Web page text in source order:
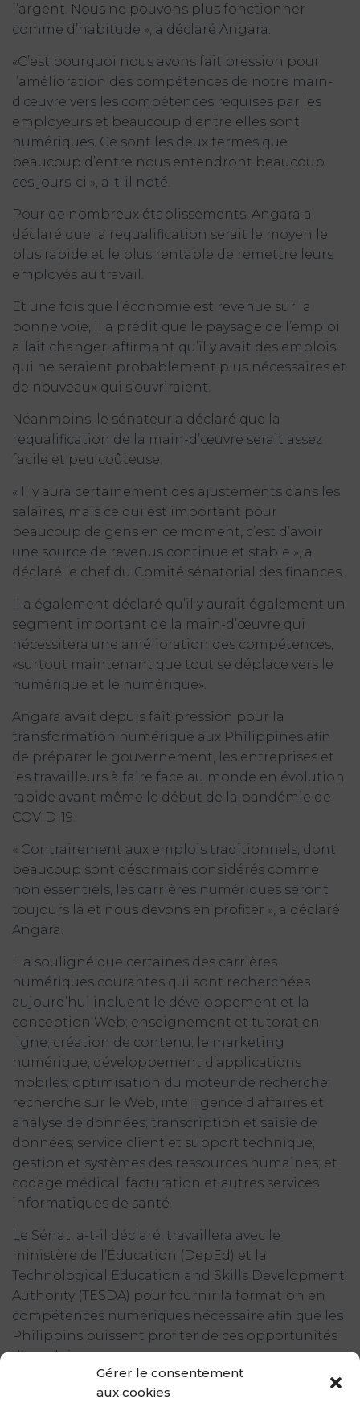
Gérer le consentement
aux cookies
l’argent. Nous ne pouvons plus fonctionner
comme d’habitude », a déclaré Angara.
«C’est pourquoi nous avons fait pression pour
l’amélioration des compétences de notre main-
d’œuvre vers les compétences requises par les
employeurs et beaucoup d’entre elles sont
numériques. Ce sont les deux termes que
beaucoup d’entre nous entendront beaucoup
ces jours-ci », a-t-il noté.
Pour de nombreux établissements, Angara a
déclaré que la requalification serait le moyen le
plus rapide et le plus rentable de remettre leurs
employés au travail.
Et une fois que l’économie est revenue sur la
bonne voie, il a prédit que le paysage de l’emploi
allait changer, affirmant qu’il y avait des emplois
qui ne seraient probablement plus nécessaires et
de nouveaux qui s’ouvriraient.
Néanmoins, le sénateur a déclaré que la
requalification de la main-d’œuvre serait assez
facile et peu coûteuse.
« Il y aura certainement des ajustements dans les
salaires, mais ce qui est important pour
beaucoup de gens en ce moment, c’est d’avoir
une source de revenus continue et stable », a
déclaré le chef du Comité sénatorial des finances.
Il a également déclaré qu’il y aurait également un
segment important de la main-d’œuvre qui
nécessitera une amélioration des compétences,
«surtout maintenant que tout se déplace vers le
numérique et le numérique».
Angara avait depuis fait pression pour la
transformation numérique aux Philippines afin
de préparer le gouvernement, les entreprises et
les travailleurs à faire face au monde en évolution
rapide avant même le début de la pandémie de
COVID-19.
« Contrairement aux emplois traditionnels, dont
beaucoup sont désormais considérés comme
non essentiels, les carrières numériques seront
toujours là et nous devons en profiter », a déclaré
Angara.
Il a souligné que certaines des carrières
numériques courantes qui sont recherchées
aujourd’hui incluent le développement et la
conception Web; enseignement et tutorat en
ligne; création de contenu; le marketing
numérique; développement d’applications
mobiles; optimisation du moteur de recherche;
recherche sur le Web, intelligence d’affaires et
analyse de données; transcription et saisie de
données; service client et support technique;
gestion et systèmes des ressources humaines; et
codage médical, facturation et autres services
informatiques de santé.
Le Sénat, a-t-il déclaré, travaillera avec le
ministère de l’Éducation (DepEd) et la
Technological Education and Skills Development
Authority (TESDA) pour fournir la formation en
compétences numériques nécessaire afin que les
Philippins puissent profiter de ces opportunités
d’emploi.
Angara a noté que le système éducatif du pays